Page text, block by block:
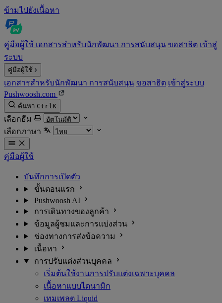
ข้ามไปยังเนื้อหา
คู่มือผู้ใช้ เอกสารสำหรับนักพัฒนา การสนับสนุน ขอสาธิต เข้าสู่
ระบบ
คู่มือผู้ใช้
เอกสารสำหรับนักพัฒนา การสนับสนุน ขอสาธิต เข้าสู่ระบบ
Pushwoosh.com
ค้นหา CtrlK
เลือกธีม
เลือกภาษา
คู่มือผู้ใช้
บันทึกการเปิดตัว
ขั้นตอนแรก
Pushwoosh AI
การเดินทางของลูกค้า
ข้อมูลผู้ชมและการแบ่งส่วน
ช่องทางการส่งข้อความ
เนื้อหา
การปรับแต่งส่วนบุคคล
เริ่มต้นใช้งานการปรับแต่งเฉพาะบุคคล
เนื้อหาแบบไดนามิก
เทมเพลต Liquid